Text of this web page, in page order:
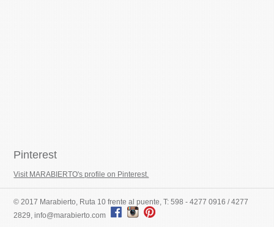
Pinterest
Visit MARABIERTO's profile on Pinterest.
© 2017 Marabierto, Ruta 10 frente al puente, T: 598 - 4277 0916 / 4277
2829, info@marabierto.com